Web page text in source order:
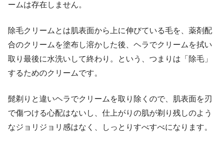
ームは存在しません。
除毛クリームとは肌表面から上に伸びている毛を、薬剤配
合のクリームを塗布し溶かした後、ヘラでクリームを拭い
取り最後に水洗いして終わり。という、つまりは「除毛」
するためのクリームです。
髭剃りと違いヘラでクリームを取り除くので、肌表面を刃
で傷つける心配はないし、仕上がりの肌が剃り残しのよう
なジョリジョリ感はなく、しっとりすべすべになります。